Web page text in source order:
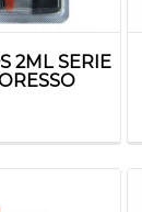
2ML SERIE